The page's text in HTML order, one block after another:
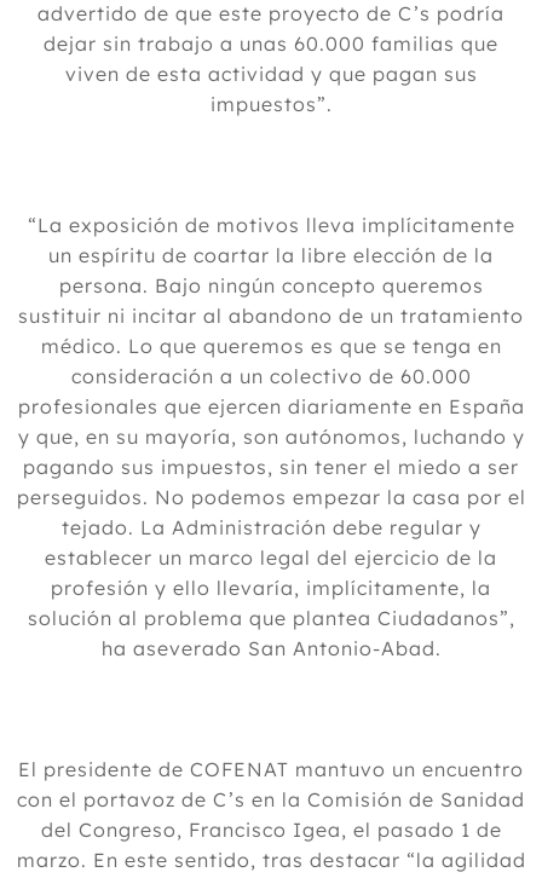
advertido de que este proyecto de C’s podría
dejar sin trabajo a unas 60.000 familias que
viven de esta actividad y que pagan sus
impuestos”.
“La exposición de motivos lleva implícitamente
un espíritu de coartar la libre elección de la
persona. Bajo ningún concepto queremos
sustituir ni incitar al abandono de un tratamiento
médico. Lo que queremos es que se tenga en
consideración a un colectivo de 60.000
profesionales que ejercen diariamente en España
y que, en su mayoría, son autónomos, luchando y
pagando sus impuestos, sin tener el miedo a ser
perseguidos. No podemos empezar la casa por el
tejado. La Administración debe regular y
establecer un marco legal del ejercicio de la
profesión y ello llevaría, implícitamente, la
solución al problema que plantea Ciudadanos”,
ha aseverado San Antonio-Abad.
El presidente de COFENAT mantuvo un encuentro
con el portavoz de C’s en la Comisión de Sanidad
del Congreso, Francisco Igea, el pasado 1 de
marzo. En este sentido, tras destacar “la agilidad